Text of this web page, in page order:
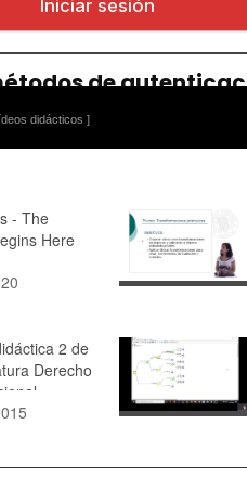
Pivotes.
7:56 · 2010
2.
de
5:16 · 2022